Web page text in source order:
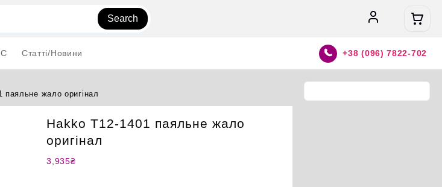
Search
Статті/Новини +38 (096) 7822-702
паяльне жало оригінал
Hakko T12-1401 паяльне жало
оригінал
3,935₴